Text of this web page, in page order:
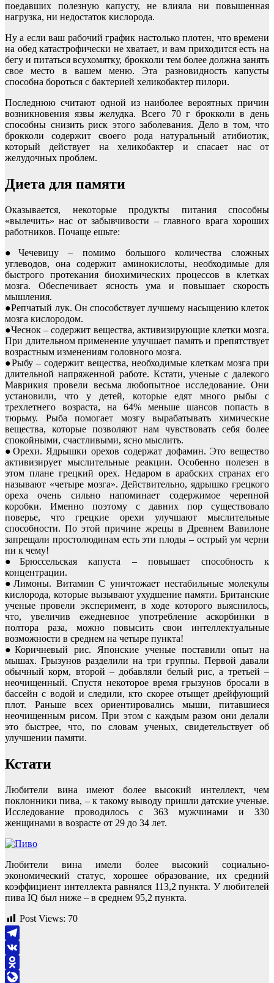
поедавших полезную капусту, не влияла ни повышенная
нагрузка, ни недостаток кислорода.
Ну а если ваш рабочий график настолько плотен, что времени
на обед катастрофически не хватает, и вам приходится есть на
бегу и питаться всухомятку, брокколи тем более должна занять
свое место в вашем меню. Эта разновидность капусты
способна бороться с бактерией хеликобактер пилори.
Последнюю считают одной из наиболее вероятных причин
возникновения язвы желудка. Всего 70 г брокколи в день
способны снизить риск этого заболевания. Дело в том, что
брокколи содержит своего рода натуральный атибиотик,
который действует на хеликобактер и спасает нас от
желудочных проблем.
Диета для памяти
Оказывается, некоторые продукты питания способны
«вылечить» нас от забывчивости – главного врага хороших
работников. Почаще ешьте:
●Чечевицу – помимо большого количества сложных
углеводов, она содержит аминокислоты, необходимые для
быстрого протекания биохимических процессов в клетках
мозга. Обеспечивает ясность ума и повышает скорость
мышления.
●Репчатый лук. Он способствует лучшему насыщению клеток
мозга кислородом.
●Чеснок – содержит вещества, активизирующие клетки мозга.
При длительном применение улучшает память и препятствует
возрастным изменениям головного мозга.
●Рыбу – содержит вещества, необходимые клеткам мозга при
длительной напряженной работе. Кстати, ученые с далекого
Маврикия провели весьма любопытное исследование. Они
установили, что у детей, которые едят много рыбы с
трехлетнего возраста, на 64% меньше шансов попасть в
тюрьму. Рыба помогает мозгу вырабатывать химические
вещества, которые позволяют нам чувствовать себя более
спокойными, счастливыми, ясно мыслить.
●Орехи. Ядрышки орехов содержат дофамин. Это вещество
активизирует мыслительные реакции. Особенно полезен в
этом плане грецкий орех. Недаром в арабских странах его
называют «четыре мозга». Действительно, ядрышко грецкого
ореха очень сильно напоминает содержимое черепной
коробки. Именно поэтому с давних пор существовало
поверье, что грецкие орехи улучшают мыслительные
способности. По этой причине жрецы в Древнем Вавилоне
запрещали простолюдинам есть эти плоды – острый ум черни
ни к чему!
●Брюссельская капуста – повышает способность к
концентрации.
●Лимоны. Витамин С уничтожает нестабильные молекулы
кислорода, которые вызывают ухудшение памяти. Британские
ученые провели эксперимент, в ходе которого выяснилось,
что, увеличив ежедневное употребление аскорбинки в
полтора раза, можно повысить свои интеллектуальные
возможности в среднем на четыре пункта!
●Коричневый рис. Японские ученые поставили опыт на
мышах. Грызунов разделили на три группы. Первой давали
обычный корм, второй – добавляли белый рис, а третьей –
неочищенный. Спустя некоторое время грызунов бросали в
бассейн с водой и следили, кто скорее отыщет дрейфующий
плот. Раньше всех ориентировались мыши, питавшиеся
неочищенным рисом. При этом с каждым разом они делали
это быстрее, что, по словам ученых, свидетельствует об
улучшении памяти.
Кстати
Любители вина имеют более высокий интеллект, чем
поклонники пива, – к такому выводу пришли датские ученые.
Исследование проводилось с 363 мужчинами и 330
женщинами в возрасте от 29 до 34 лет.
Любители вина имели более высокий социально-
экономический статус, хорошее образование, их средний
коэффициент интеллекта равнялся 113,2 пункта. У любителей
пива IQ был ниже – в среднем 95,2 пункта.
Post Views: 70
Telegram
VK
Odnoklassniki